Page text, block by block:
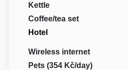
Kettle
Coffee/tea set
Hotel
Wireless internet
Pets (354 Kč/day)